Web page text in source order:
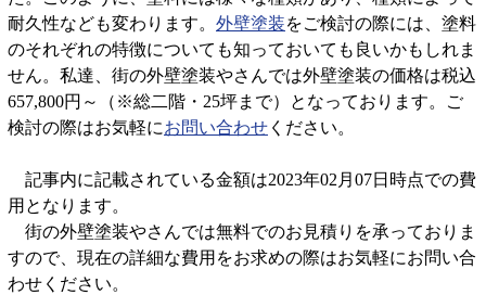
耐久性なども変わります。 外壁塗装をご検討の際には、塗料
のそれぞれの特徴についても知っておいても良いかもしれま
せん。私達、街の外壁塗装やさんでは外壁塗装の価格は税込
657,800円～（※総二階・25坪まで）となっております。ご
検討の際はお気軽にお問い合わせ ください。
記事内に記載されている金額は2023年02月07日時点での費
用となります。
街の外壁塗装やさんでは無料でのお見積りを承っておりま
すので、現在の詳細な費用をお求めの際はお気軽にお問い合
わせください。